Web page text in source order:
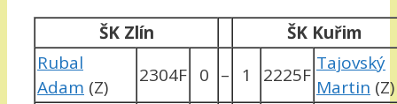
ŠK Zlín
ŠK Kuřim
Rubal
Adam (Z)
2304F 0 – 1 2225F
Tajovský
Martin (Z)